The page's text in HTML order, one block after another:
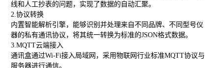
线和人工抄表的问题，实现了数据的自动汇聚。
2.协议转换
内置智能解析引擎，能够识别并处理来自不同品牌、不同型号仪
器的私有通讯协议，将其统一转换为标准的JSON格式数据。
3.MQTT云端接入
通讯盒通过Wi-Fi接入局域网，采用物联网行业标准MQTT协议与
服务器进行通信。